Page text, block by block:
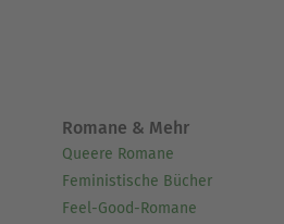
Romane & Mehr
Queere Romane
Feministische Bücher
Feel-Good-Romane